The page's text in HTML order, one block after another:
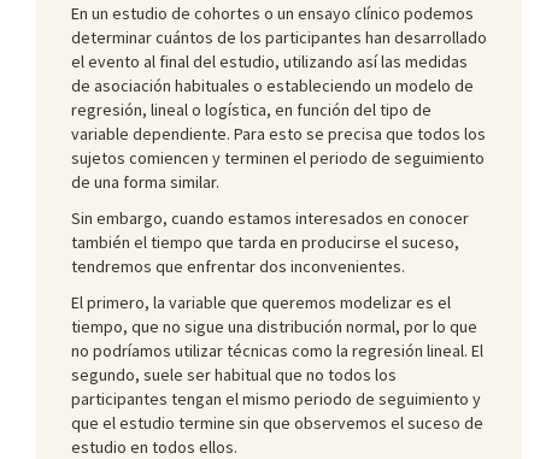
En un estudio de cohortes o un ensayo clínico podemos
determinar cuántos de los participantes han desarrollado
el evento al final del estudio, utilizando así las medidas
de asociación habituales o estableciendo un modelo de
regresión, lineal o logística, en función del tipo de
variable dependiente. Para esto se precisa que todos los
sujetos comiencen y terminen el periodo de seguimiento
de una forma similar.
Sin embargo, cuando estamos interesados en conocer
también el tiempo que tarda en producirse el suceso,
tendremos que enfrentar dos inconvenientes.
El primero, la variable que queremos modelizar es el
tiempo, que no sigue una distribución normal, por lo que
no podríamos utilizar técnicas como la regresión lineal. El
segundo, suele ser habitual que no todos los
participantes tengan el mismo periodo de seguimiento y
que el estudio termine sin que observemos el suceso de
estudio en todos ellos.